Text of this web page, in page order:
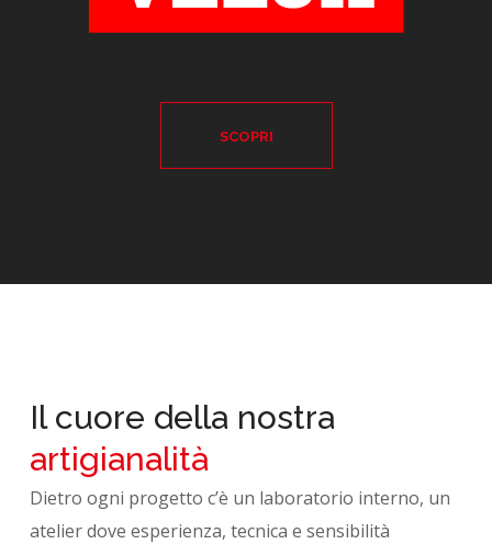
SCOPRI
Il cuore della nostra
artigianalità
Dietro ogni progetto c’è un laboratorio interno, un
atelier dove esperienza, tecnica e sensibilità